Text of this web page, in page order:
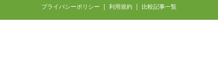
プライバシーポリシー
利用規約 比較記事一覧